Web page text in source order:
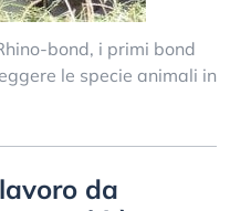
bond, i primi bond
le specie animali in
da